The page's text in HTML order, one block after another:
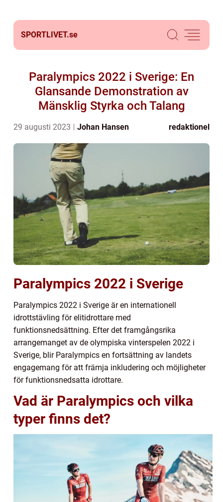
SPORTLIVET.se
Paralympics 2022 i Sverige: En
Glansande Demonstration av
Mänsklig Styrka och Talang
29 augusti 2023 Johan Hansen redaktionel
Paralympics 2022 i Sverige
Paralympics 2022 i Sverige är en internationell
idrottstävling för elitidrottare med
funktionsnedsättning. Efter det framgångsrika
arrangemanget av de olympiska vinterspelen 2022 i
Sverige, blir Paralympics en fortsättning av landets
engagemang för att främja inkludering och möjligheter
för funktionsnedsatta idrottare.
Vad är Paralympics och vilka
typer finns det?